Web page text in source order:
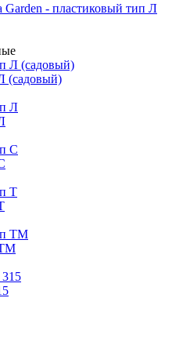
- пластиковый тип Л
(садовый)